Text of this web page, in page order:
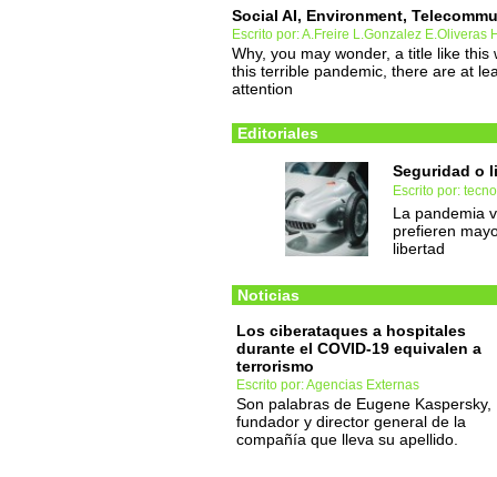
Social AI, Environment,
Escrito por: A.Freire L.Gonzalez E.Oliveras
Why, you may wonder, a title like
this terrible pandemic, there are at
attention
Editoriales
Seguridad o
Escrito por:
La pandemia
prefieren
libertad
Noticias
Los ciberataques a hospitales
durante el COVID-19 equivalen a
terrorismo
Escrito por: Agencias Externas
Son palabras de Eugene Kaspersky,
fundador y director general de la
compañía que lleva su apellido.